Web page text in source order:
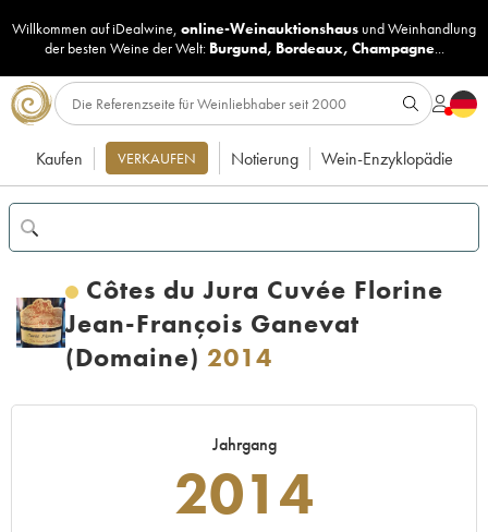
Willkommen auf iDealwine, online-Weinauktionshaus undWeinhandlung
der besten Weine der Welt: Burgund, Bordeaux, Champagne...
Kaufen VERKAUFEN Notierung Wein-Enzyklopädie
Côtes du Jura Cuvée Florine
Jean-François Ganevat
(Domaine) 2014
Jahrgang
2014